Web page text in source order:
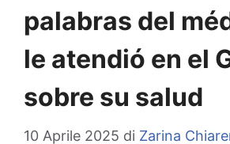
palabras del
le atendió en el
sobre su salud
10 Aprile 2025 di Zarina